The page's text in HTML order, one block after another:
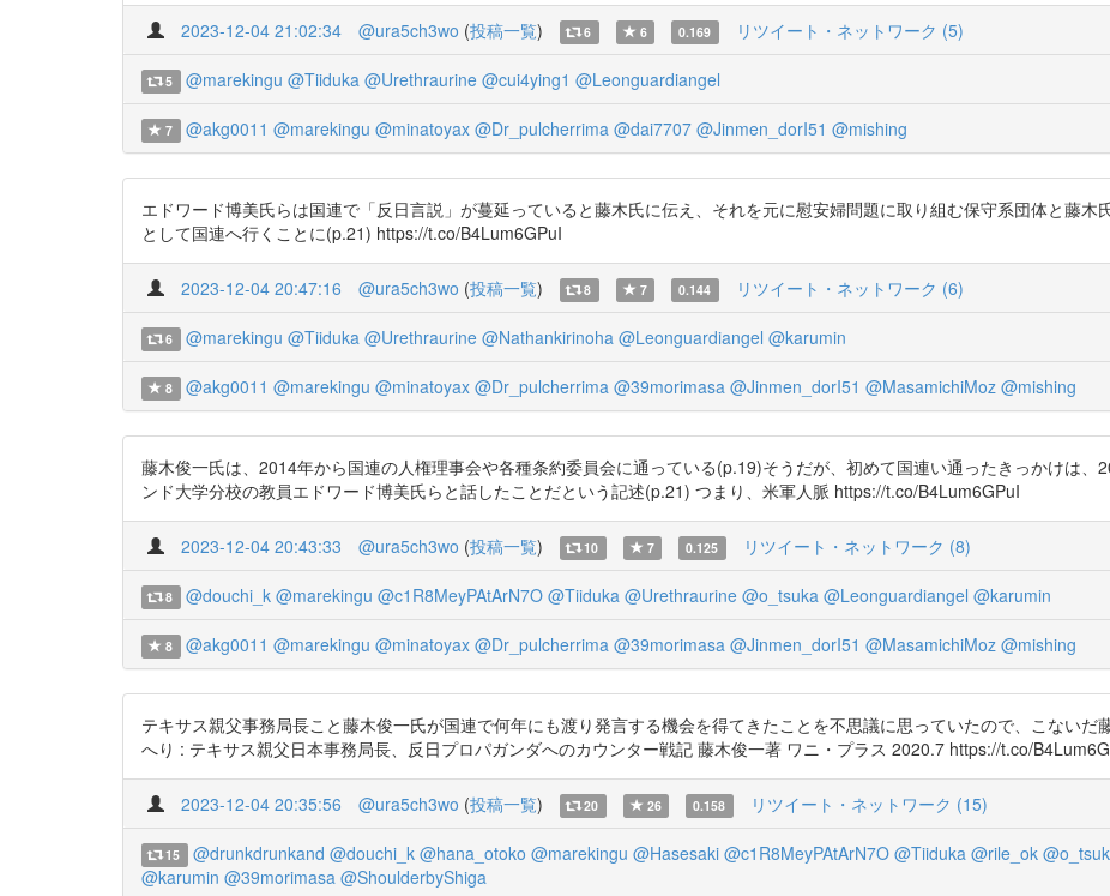
2023-12-04 21:02:34 @ura5ch3wo (投稿一覧) 6 6 0.169 リツイート・ネットワーク (5)
5 @marekingu @Tiiduka @Urethraurine @cui4ying1 @Leonguardiangel
7 @akg0011 @marekingu @minatoyax @Dr_pulcherrima @dai7707 @Jinmen_dorI51 @mishing
エドワード博美氏らは国連で「反日言説」が蔓延っていると藤木氏に伝え、それを元に慰安婦問題に取り組む保守系団体と藤
として国連へ行くことに(p.21) https://t.co/B4Lum6GPuI
2023-12-04 20:47:16 @ura5ch3wo (投稿一覧) 8 7 0.144 リツイート・ネットワーク (6)
6 @marekingu @Tiiduka @Urethraurine @Nathankirinoha @Leonguardiangel @karumin
8 @akg0011 @marekingu @minatoyax @Dr_pulcherrima @39morimasa @Jinmen_dorI51 @MasamichiMoz @mishing
藤木俊一氏は、2014年から国連の人権理事会や各種条約委員会に通っている(p.19)そうだが、初めて国連い通ったきっかけは、
ンド大学分校の教員エドワード博美氏らと話したことだという記述(p.21) つまり、米軍人脈 https://t.co/B4Lum6GPuI
2023-12-04 20:43:33 @ura5ch3wo (投稿一覧) 10 7 0.125 リツイート・ネットワーク (8)
8 @douchi_k @marekingu @c1R8MeyPAtArN7O @Tiiduka @Urethraurine @o_tsuka @Leonguardiangel @karumin
8 @akg0011 @marekingu @minatoyax @Dr_pulcherrima @39morimasa @Jinmen_dorI51 @MasamichiMoz @mishing
テキサス親父事務局長こと藤木俊一氏が国連で何年にも渡り発言する機会を得てきたことを不思議に思っていたので、こない
へり : テキサス親父日本事務局長、反日プロパガンダへのカウンター戦記 藤木俊一著 ワニ・プラス 2020.7 https://t.co/
2023-12-04 20:35:56 @ura5ch3wo (投稿一覧) 20 26 0.158 リツイート・ネットワーク (15)
15 @drunkdrunkand @douchi_k @hana_otoko @marekingu @Hasesaki @c1R8MeyPAtArN7O @Tiiduka @rile_ok
@karumin @39morimasa @ShoulderbyShiga